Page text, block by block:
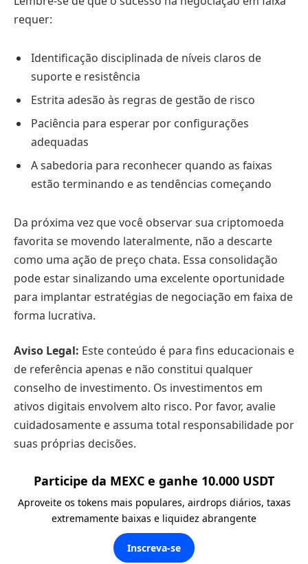
requer:
Identificação disciplinada de níveis claros de
suporte e resistência
Estrita adesão às regras de gestão de risco
Paciência para esperar por configurações
adequadas
A sabedoria para reconhecer quando as faixas
estão terminando e as tendências começando
Da próxima vez que você observar sua criptomoeda
favorita se movendo lateralmente, não a descarte
como uma ação de preço chata. Essa consolidação
pode estar sinalizando uma excelente oportunidade
para implantar estratégias de negociação em faixa de
forma lucrativa.
Aviso Legal: Este conteúdo é para fins educacionais e
de referência apenas e não constitui qualquer
conselho de investimento. Os investimentos em
ativos digitais envolvem alto risco. Por favor, avalie
cuidadosamente e assuma total responsabilidade por
suas próprias decisões.
Participe da MEXC e ganhe 10.000 USDT
Aproveite os tokens mais populares, airdrops diários, taxas
extremamente baixas e liquidez abrangente
Inscreva-se